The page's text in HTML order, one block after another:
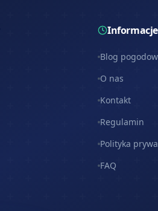
Informacje
Blog
O nas
Kontakt
Regulamin
Polityka
FAQ